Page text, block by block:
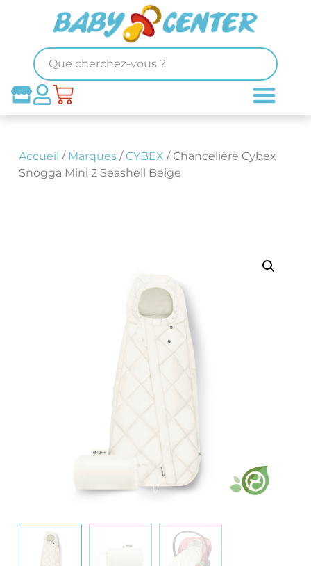
Accueil / Marques/CYBEX / Chancelière Cybex
Snogga Mini 2 Seashell Beige